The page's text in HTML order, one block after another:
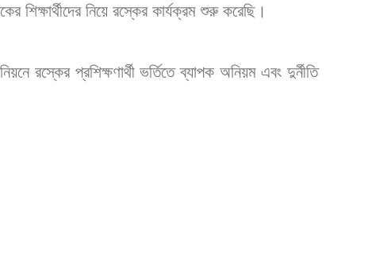
শিক্ষার্থীদের নিয়ে রস্কের কার্যক্রম শুরু করেছি।
রস্কের প্রশিক্ষণার্থী ভর্তিতে ব্যাপক অনিয়ম এবং দুর্নীতি